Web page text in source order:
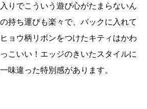
りでこういう遊び心がたまらないん
持ち運びも楽々で、バックに入れて
ョウ柄リボンをつけたキティはかわ
こいい！エッジのきいたスタイルに
味違った特別感があります。